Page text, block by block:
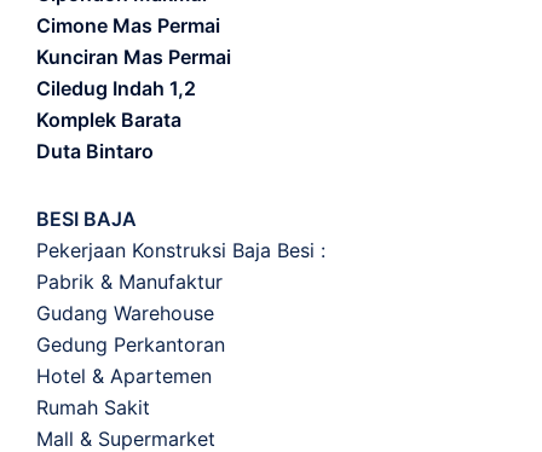
Cimone Mas Permai
Kunciran Mas Permai
Ciledug Indah 1,2
Komplek Barata
Duta Bintaro
BESI BAJA
Pekerjaan Konstruksi Baja Besi :
Pabrik & Manufaktur
Gudang Warehouse
Gedung Perkantoran
Hotel & Apartemen
Rumah Sakit
Mall & Supermarket